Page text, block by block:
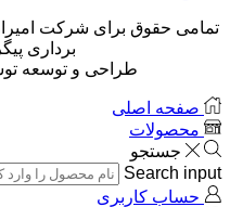
تمامی حقوق برای شرکت
برداری
طراحی و توسعه
صفحه اصلی
محصولات
جستجو
Search input
حساب کاربری